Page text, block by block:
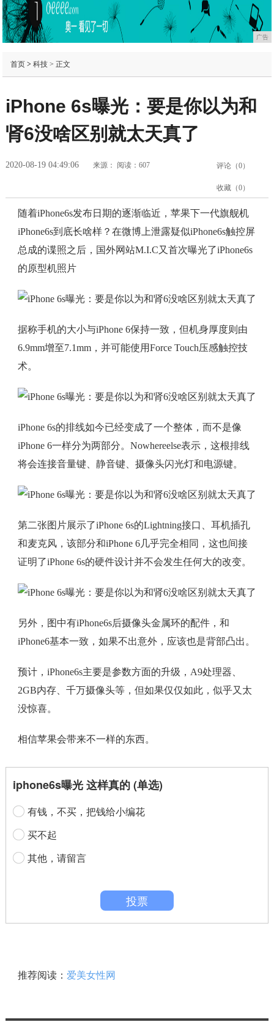
广告
首页> 科技> 正文
iPhone 6s曝光：要是你以为和
肾6没啥区别就太天真了
2020-08-19 04:49:06 来源： 阅读：607 评论（0）
收藏（0）
随着iPhone6s发布日期的逐渐临近，苹果下一代旗舰机
iPhone6s到底长啥样？在微博上泄露疑似iPhone6s触控屏
总成的谍照之后，国外网站M.I.C又首次曝光了iPhone6s
的原型机照片
据称手机的大小与iPhone 6保持一致，但机身厚度则由
6.9mm增至7.1mm，并可能使用Force Touch压感触控技
术。
iPhone 6s的排线如今已经变成了一个整体，而不是像
iPhone 6一样分为两部分。Nowhereelse表示，这根排线
将会连接音量键、静音键、摄像头闪光灯和电源键。
第二张图片展示了iPhone 6s的Lightning接口、耳机插孔
和麦克风，该部分和iPhone 6几乎完全相同，这也间接
证明了iPhone 6s的硬件设计并不会发生任何大的改变。
另外，图中有iPhone6s后摄像头金属环的配件，和
iPhone6基本一致，如果不出意外，应该也是背部凸出。
预计，iPhone6s主要是参数方面的升级，A9处理器、
2GB内存、千万摄像头等，但如果仅仅如此，似乎又太
没惊喜。
相信苹果会带来不一样的东西。
iphone6s曝光 这样真的 (单选)
有钱，不买，把钱给小编花
买不起
其他，请留言
投票
推荐阅读： 爱美女性网